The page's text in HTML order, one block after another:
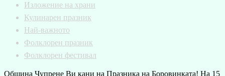
Изложение на храни
Кулинарен празник
Най-важното
Фолклорен празник
Фолклорен фестивал
Община Чупрене Ви кани на Празника на Боровинката! На 15